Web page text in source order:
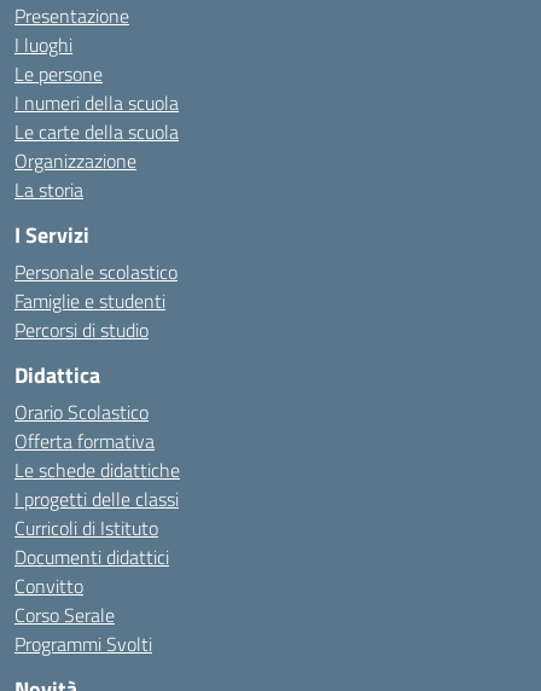
Presentazione
I luoghi
Le persone
I numeri della scuola
Le carte della scuola
Organizzazione
La storia
I Servizi
Personale scolastico
Famiglie e studenti
Percorsi di studio
Didattica
Orario Scolastico
Offerta formativa
Le schede didattiche
I progetti delle classi
Curricoli di Istituto
Documenti didattici
Convitto
Corso Serale
Programmi Svolti